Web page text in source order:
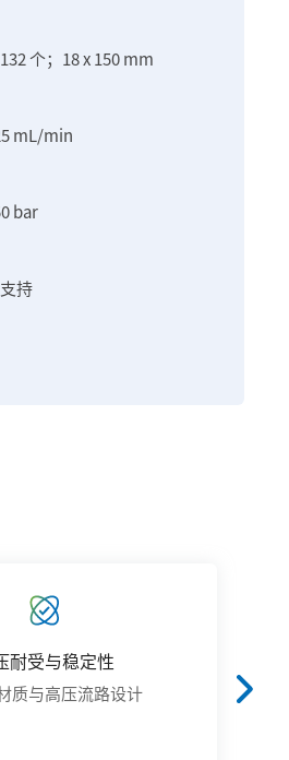
个；18 x 150 mm
mL/min
bar
持
耐受与稳定性
质与高压流路设计